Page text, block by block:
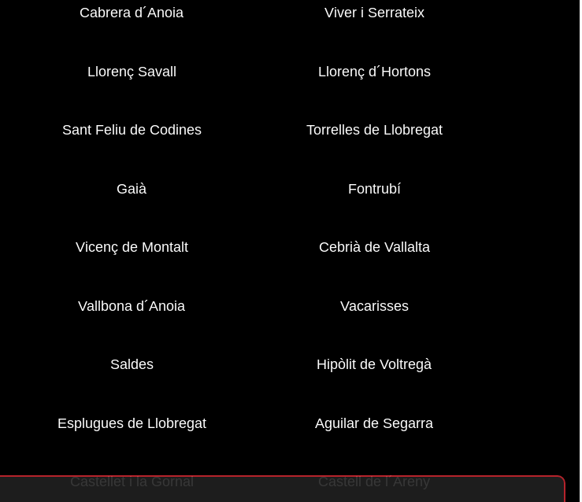
Cabrera d´Anoia Viver i Serrateix
Llorenç Savall Llorenç d´Hortons
Sant Feliu de Codines Torrelles de Llobregat
Gaià Fontrubí
Vicenç de Montalt Cebrià de Vallalta
Vallbona d´Anoia Vacarisses
Saldes Hipòlit de Voltregà
Esplugues de Llobregat Aguilar de Segarra
Castellet i la Gornal Castell de l´Areny